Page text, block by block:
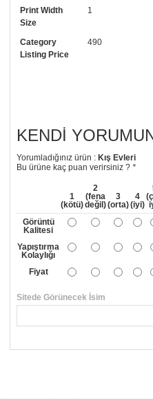
• Görselde düzenleme yaptırmak
numaramızdan ulaşabilirsiniz.
Print Width
Size
1
Category
Listing Price
490
KENDI
Yorumladığınız ürün : Kış Evleri
Bu ürüne kaç puan verirsiniz ?*
1
(kötü)
2
(fena
değil)
3
(orta)
4
(iyi)
Görüntü
Kalitesi
Yapıştırma
Kolaylığı
Fiyat
Sitede Görünecek İsim